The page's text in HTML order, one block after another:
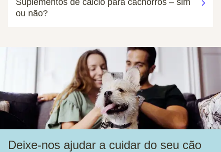
Suplementos de cálcio para cachorros – sim
ou não?
Deixe-nos ajudar a cuidar do seu cão